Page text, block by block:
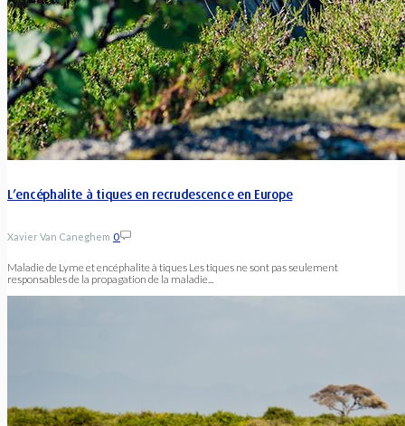
L’encéphalite à tiques en recrudescence en Europe
Xavier Van Caneghem 0
Maladie de Lyme et encéphalite à tiques Les tiques ne sont pas seulement
responsables de la propagation de la maladie...